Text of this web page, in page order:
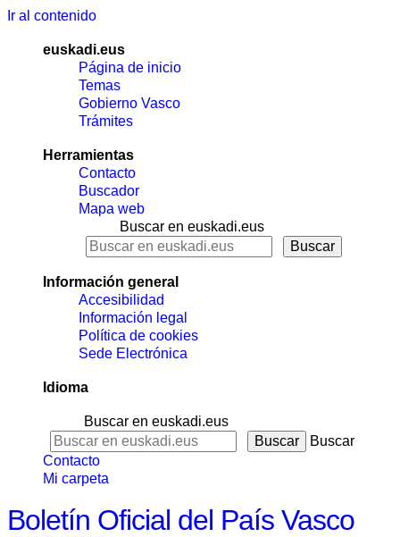
Ir al contenido
euskadi.eus
Página de inicio
Temas
Gobierno Vasco
Trámites
Herramientas
Contacto
Buscador
Mapa web
Buscar en euskadi.eus
Información general
Accesibilidad
Información legal
Política de cookies
Sede Electrónica
Idioma
Buscar en euskadi.eus
Buscar
Contacto
Mi carpeta
Boletín Oficial del País Vasco